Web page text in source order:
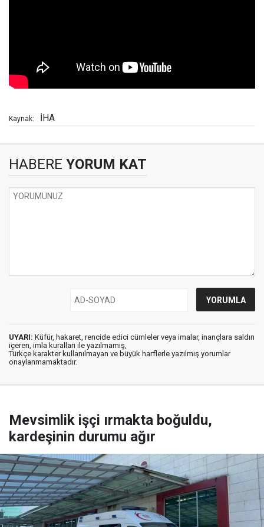
Kaynak: İHA
HABERE YORUM KAT
UYARI: Küfür, hakaret, rencide edici cümleler veya imalar, inançlara saldırı
içeren, imla kuralları ile yazılmamış,
Türkçe karakter kullanılmayan ve büyük harflerle yazılmış yorumlar
onaylanmamaktadır.
Mevsimlik işçi ırmakta boğuldu,
kardeşinin durumu ağır